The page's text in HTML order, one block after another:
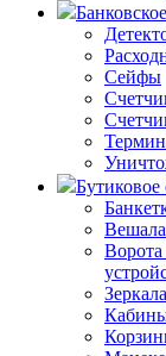
Сейфы
Бутиковое
Вешала
Зеркала